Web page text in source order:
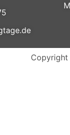
Copyright